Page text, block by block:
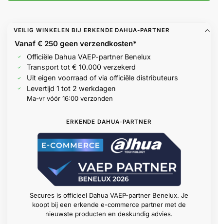
VEILIG WINKELEN BIJ ERKENDE DAHUA-PARTNER
Vanaf € 250 geenverzendkosten*
Officiële Dahua VAEP-partner Benelux
Transport tot € 10.000 verzekerd
Uit eigen voorraad of via officiële distributeurs
Levertijd 1 tot 2 werkdagen
Ma-vr vóór 16:00 verzonden
ERKENDE DAHUA-PARTNER
Secures is officieel Dahua VAEP-partner Benelux. Je
koopt bij een erkende e-commerce partner met de
nieuwste producten en deskundig advies.